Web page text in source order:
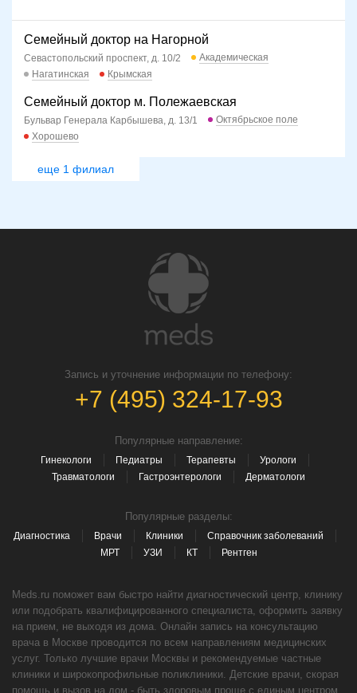
Семейный доктор на Нагорной
Севастопольский проспект, д. 10/2
Академическая
Нагатинская
Крымская
Семейный доктор м. Полежаевская
Бульвар Генерала Карбышева, д. 13/1
Октябрьское поле
Хорошево
еще 1 филиал
Запись и уточнение информации по телефону:
+7 (495) 324-17-93
Популярные направление:
Гинекологи Педиатры Терапевты
Урологи
Травматологи
Гастроэнтерологи Дерматологи
Популярные разделы:
Диагностика Врачи Клиники
Справочник заболеваний
МРТ
УЗИ КТ Рентген
Meds.ru поможет вам быстро найти диагностический центр, клинику
или подобрать квалифицированного специалиста, оформить заявку
на прием, не выходя из дома. Онлайн запись на консультацию
врача в Москве проводится по всем направлениям медицинских
услуг. Только лучшие врачи Москвы и рекомендуемые частные
клиники и широкопрофильные поликлиники. Детские врачи, скорая
помощь и вызов на дом - быть здоровым проще с единым центром